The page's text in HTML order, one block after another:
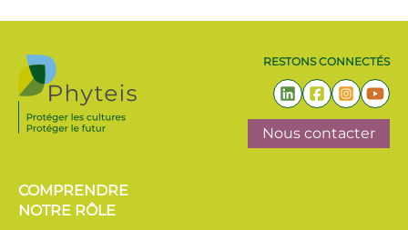
RESTONS CONNECTÉS
Nous contacter
COMPRENDRE
NOTRE RÔLE